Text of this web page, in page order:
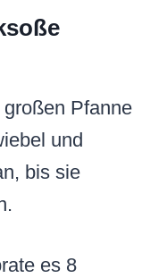
Pfanne
und
bis sie
es 8